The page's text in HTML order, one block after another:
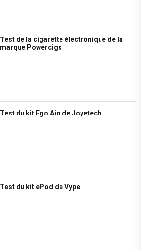
Test de la cigarette électronique de la
marque Powercigs
Test du kit Ego Aio de Joyetech
Test du kit ePod de Vype